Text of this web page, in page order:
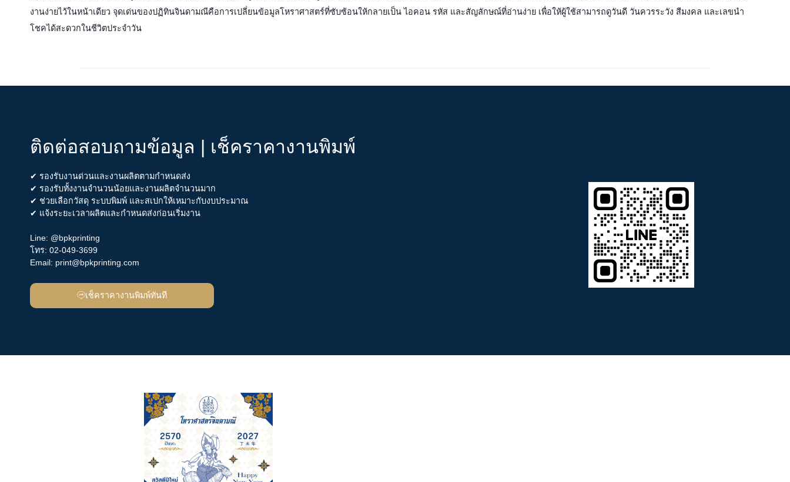
งานง่ายไว้ในหน้าเดียว จุดเด่นของปฏิทินจินดามณีคือการเปลี่ยนข้อมูลโหราศาสตร์ที่ซับซ้อนให้กลายเป็น ไอคอน รหัส และสัญลักษณ์ที่อ่านง่าย เพื่อให้ผู้ใช้สามารถดูวันดี วันควรระวัง สีมงคล และเลขนำ
โชคได้สะดวกในชีวิตประจำวัน
ติดต่อสอบถามข้อมูล | เช็คราคางานพิมพ์
✔ รองรับงานด่วนและงานผลิตตามกำหนดส่ง
✔ รองรับทั้งงานจำนวนน้อยและงานผลิตจำนวนมาก
✔ ช่วยเลือกวัสดุ ระบบพิมพ์ และสเปกให้เหมาะกับงบประมาณ
✔ แจ้งระยะเวลาผลิตและกำหนดส่งก่อนเริ่มงาน
Line: @bpkprinting
โทร: 02-049-3699
Email: print@bpkprinting.com
เช็คราคางานพิมพ์ทันที